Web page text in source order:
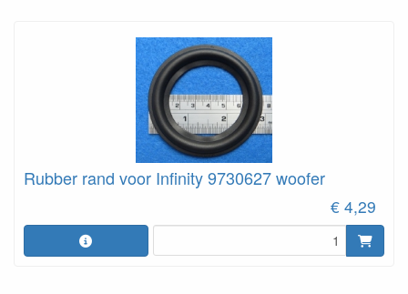
Rubber rand voor Infinity 9730627 woofer
€ 4,29